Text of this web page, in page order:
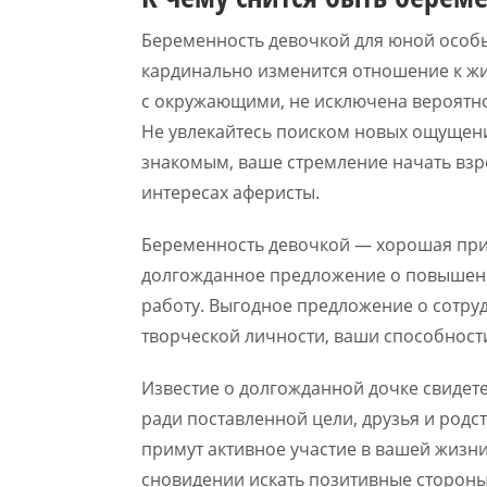
Беременность девочкой для юной
кардинально изменится отношение к
с окружающими, не исключена
Не увлекайтесь поиском новых
знакомым, ваше стремление начать
интересах аферисты.
Беременность девочкой — хорошая
долгожданное предложение о
работу. Выгодное предложение о
творческой личности, ваши
Известие о долгожданной дочке
ради поставленной цели, друзья и
примут активное участие в вашей
сновидении искать позитивные